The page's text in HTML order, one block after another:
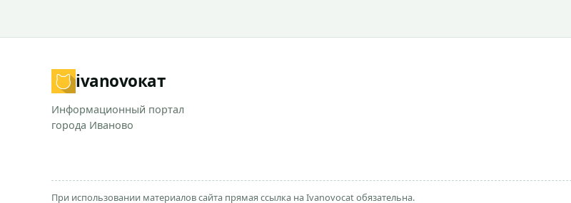
ivanovoкат
Информационный портал
города Иваново
При использовании материалов сайта прямая ссылка на Ivanovocat обязательна.